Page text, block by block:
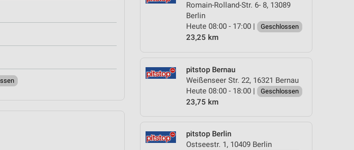
Romain-Rolland-Str. 6- 8, 13089
Berlin
Heute 08:00 - 17:00 |
Geschlossen
23,25 km
pitstop Bernau
Weißenseer Str. 22, 16321 Bernau
Heute 08:00 - 18:00 |
Geschlossen
23,75 km
pitstop Berlin
Ostseestr. 1, 10409 Berlin